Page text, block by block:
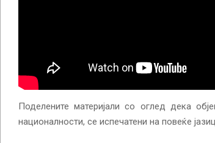
Поделените материјали со оглед дека
националности, се испечатени на повеќе